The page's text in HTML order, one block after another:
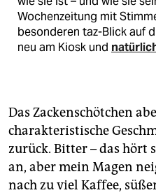
Wochenzeitung mit
besonderen taz-Blick auf
neu am Kiosk und
Das Zackenschötchen
charakteristische
zurück. Bitter – das hört
an, aber mein Magen
nach zu viel Kaffee,